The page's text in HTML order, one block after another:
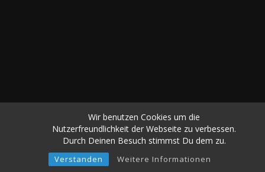
Wir benutzen Cookies um die
Nutzerfreundlichkeit der Webseite zu verbessen.
Durch Deinen Besuch stimmst Du dem zu.
Verstanden Weitere Informationen
© 2026 Patrick Wagner. | Impressum
Datenschutz
linkedininstagram